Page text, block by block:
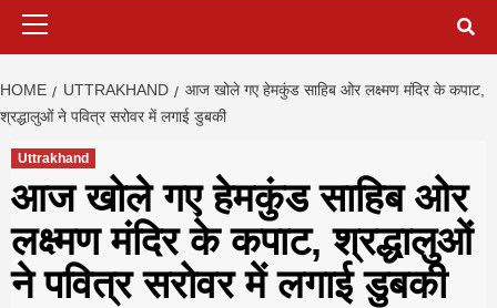
HOME UTTRAKHAND
आज खोले गए हेमकुंड साहिब ओर लक्ष्मण मंदिर के कपाट,
श्रद्धालुओं ने पवित्र सरोवर में लगाई डुबकी
Uttrakhand
आज खोले गए हेमकुंड साहिब ओर
लक्ष्मण मंदिर के कपाट, श्रद्धालुओं
ने पवित्र सरोवर में लगाई डुबकी